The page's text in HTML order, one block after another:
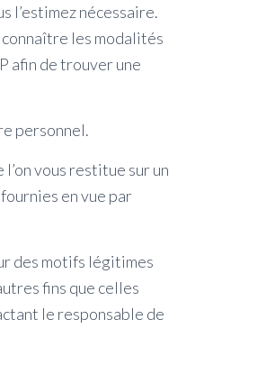
l’estimez nécessaire.
les modalités
afin de trouver une
personnel.
vous restitue sur un
en vue par
des motifs légitimes
fins que celles
le responsable de